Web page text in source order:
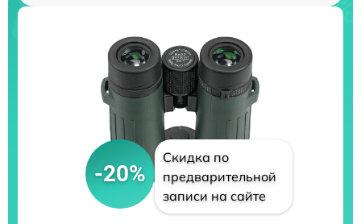
-20%
Скидка по
предварительной
записи на сайте